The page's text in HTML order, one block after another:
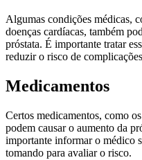
Algumas condições médicas,
doenças cardíacas, também
próstata. É importante tratar
reduzir o risco de
Medicamentos
Certos medicamentos, como
podem causar o aumento da
importante informar o médico
tomando para avaliar o risco.